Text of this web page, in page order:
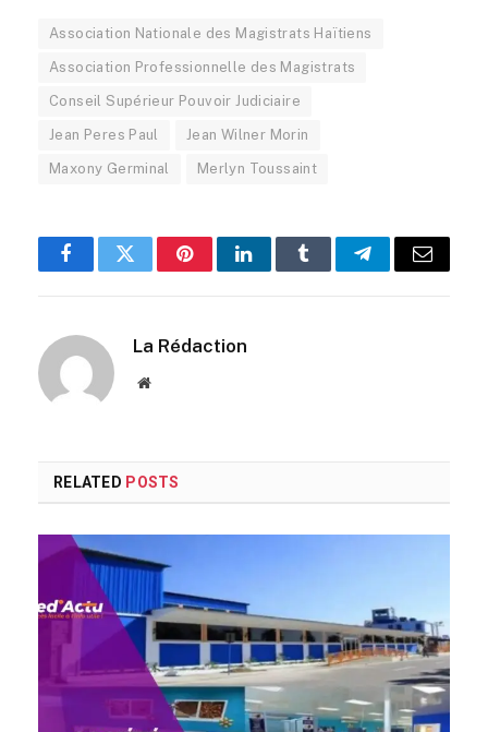
Association Nationale des Magistrats Haïtiens
Association Professionnelle des Magistrats
Conseil Supérieur Pouvoir Judiciaire
Jean Peres Paul Jean Wilner Morin
Maxony Germinal Merlyn Toussaint
FacebookTwitterPinterestLinkedInTumblrTelegramEmail
La Rédaction
Website
RELATED POSTS